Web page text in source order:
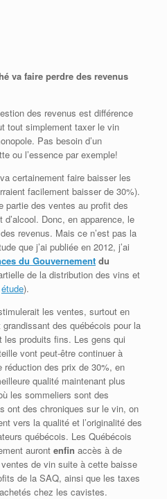
va faire perdre des revenus
des revenus est différence
tout simplement taxer le vin
Pas besoin d’un
ou l’essence par exemple!
certainement faire baisser les
facilement baisser de 30%).
partie des ventes au profit des
Donc, en apparence, le
revenus. Mais ce n’est pas la
que j’ai publiée en 2012, j’ai
du Gouvernement du
de la distribution des vins et
étude).
les ventes, surtout en
des québécois pour la
les produits fins. Les gens qui
vont peut-être continuer à
réduction des prix de 30%, en
qualité maintenant plus
les sommeliers sont des
ont des chroniques sur le vin, on
vers la qualité et l’originalité des
québécois. Les Québécois
auront enfin accès à de
de vin suite à cette baisse
de la SAQ, ainsi que les taxes
chez les cavistes.